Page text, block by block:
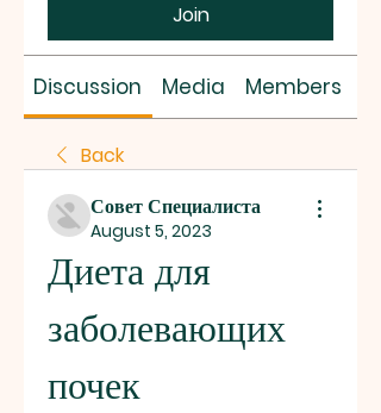
Join
Discussion Media Members
Back
Совет Специалиста
August 5, 2023
Диета для
заболевающих
почек